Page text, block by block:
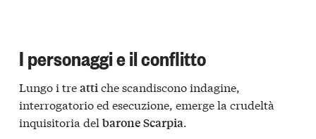
I personaggi e il conflitto
Lungo i treattiche scandiscono indagine,
interrogatorio ed esecuzione, emerge la crudeltà
inquisitoria del barone Scarpia.